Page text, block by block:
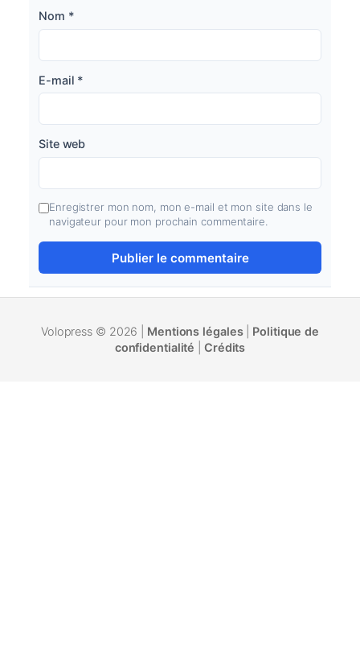
Nom *
E-mail *
Site web
Enregistrer mon nom, mon e-mail et mon site dans le
navigateur pour mon prochain commentaire.
Volopress © 2026 | Mentions légales| Politique de
confidentialité
Crédits